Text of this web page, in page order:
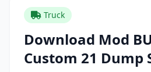
Truck
Download Mod
Custom 21 Dump